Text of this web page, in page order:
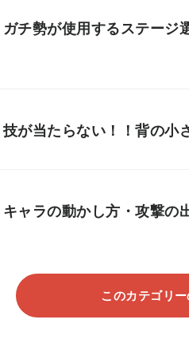
ガチ勢が使用するステー
技が当たらない！！背の
キャラの動かし方・攻撃の
このカテゴリ